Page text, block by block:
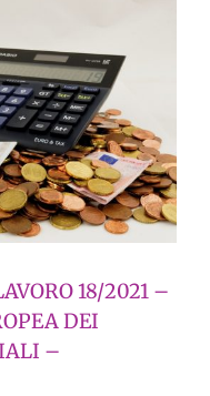
18/2021 –
DEI
–